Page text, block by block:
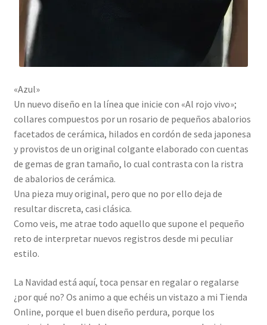
«Azul»
Un nuevo diseño en la línea que inicie con «Al rojo vivo»;
collares compuestos por un rosario de pequeños abalorios
facetados de cerámica, hilados en cordón de seda japonesa
y provistos de un original colgante elaborado con cuentas
de gemas de gran tamaño, lo cual contrasta con la ristra
de abalorios de cerámica.
Una pieza muy original, pero que no por ello deja de
resultar discreta, casi clásica.
Como veis, me atrae todo aquello que supone el pequeño
reto de interpretar nuevos registros desde mi peculiar
estilo.
La Navidad está aquí, toca pensar en regalar o regalarse
¿por qué no? Os animo a que echéis un vistazo a mi Tienda
Online, porque el buen diseño perdura, porque los